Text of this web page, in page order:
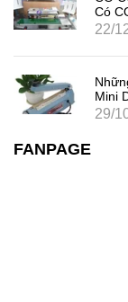
Có
22/
Mini
29/
FANPAGE